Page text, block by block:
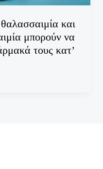
και
μπορούν να
τους κατ’